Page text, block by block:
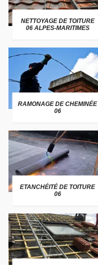
NETTOYAGE DE TOITURE
06 ALPES-MARITIMES
RAMONAGE DE CHEMINÉE
06
ETANCHÉITÉ DE TOITURE
06